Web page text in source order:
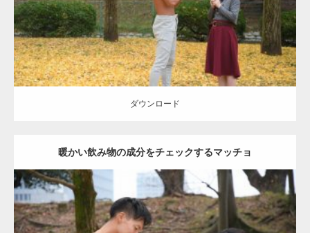
ダウンロード
ダウンロード
暖かい飲み物の成分をチェックするマッチョ
Update:2021.07.8